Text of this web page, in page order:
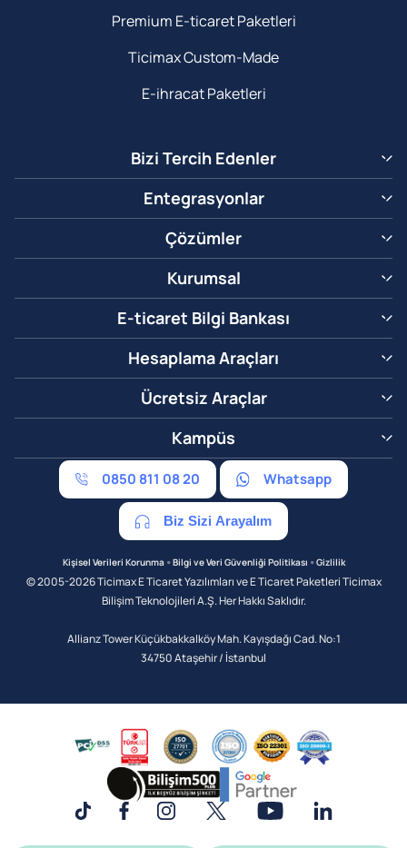
Premium E-ticaret Paketleri
Ticimax Custom-Made
E-ihracat Paketleri
Bizi Tercih Edenler
Entegrasyonlar
Çözümler
Kurumsal
E-ticaret Bilgi Bankası
Hesaplama Araçları
Ücretsiz Araçlar
Kampüs
0850 811 08 20 Whatsapp
Biz Sizi Arayalım
Kişisel Verileri Korunma•Bilgi ve Veri Güvenliği Politikası •Gizlilik
© 2005-2026 Ticimax E Ticaret Yazılımları ve E Ticaret Paketleri Ticimax
Bilişim Teknolojileri A.Ş. Her Hakkı Saklıdır.
Allianz Tower Küçükbakkalköy Mah. Kayışdağı Cad. No:1
34750 Ataşehir / İstanbul